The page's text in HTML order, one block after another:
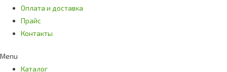
Оплата и доставка
Прайс
Контакты
Menu
Каталог